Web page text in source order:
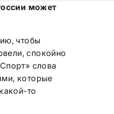
может
чтобы
спокойно
слова
которые
то